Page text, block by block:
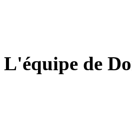
L'équipe de